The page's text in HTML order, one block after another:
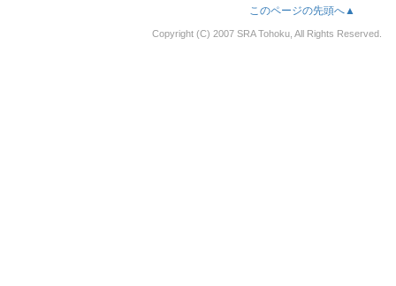
このページの先頭へ▲
Copyright (C) 2007 SRA Tohoku, All Rights Reserved.